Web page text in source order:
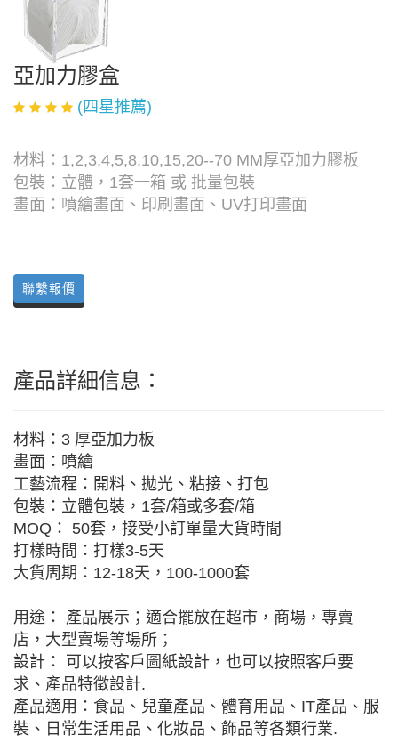
亞加力膠盒
(四星推薦)
材料：1,2,3,4,5,8,10,15,20--70 MM厚亞加力膠板
包裝：立體，1套一箱 或 批量包裝
畫面：噴繪畫面、印刷畫面、UV打印畫面
聯繫報價
產品詳細信息：
材料：3 厚亞加力板
畫面：噴繪
工藝流程：開料、拋光、粘接、打包
包裝：立體包裝，1套/箱或多套/箱
MOQ： 50套，接受小訂單量大貨時間
打樣時間：打樣3-5天
大貨周期：12-18天，100-1000套
用途： 產品展示；適合擺放在超市，商場，專賣
店，大型賣場等場所；
設計： 可以按客戶圖紙設計，也可以按照客戶要
求、產品特徵設計.
產品適用：食品、兒童產品、體育用品、IT產品、服
裝、日常生活用品、化妝品、飾品等各類行業.